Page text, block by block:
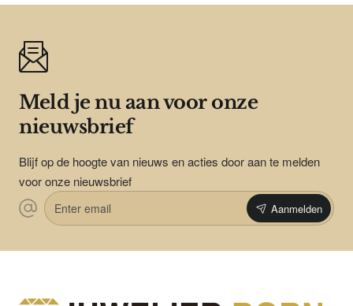
Meld je nu aan voor onze
nieuwsbrief
Blijf op de hoogte van nieuws en acties door aan te melden
voor onze nieuwsbrief
Enter
email
Aanmelden